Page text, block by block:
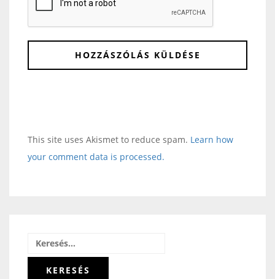
This site uses Akismet to reduce spam. Learn how
your comment data is processed.
Keresés: